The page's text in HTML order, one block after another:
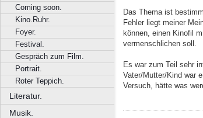
Coming soon.
Kino.Ruhr.
Foyer.
Festival.
Gespräch zum Film.
Portrait.
Roter Teppich.
Literatur.
Musik.
Das Thema ist
Fehler liegt meiner
können, einen Kinofil
vermenschlichen soll.
Es war zum Teil sehr
Vater/Mutter/Kind war
Versuch, hätte was